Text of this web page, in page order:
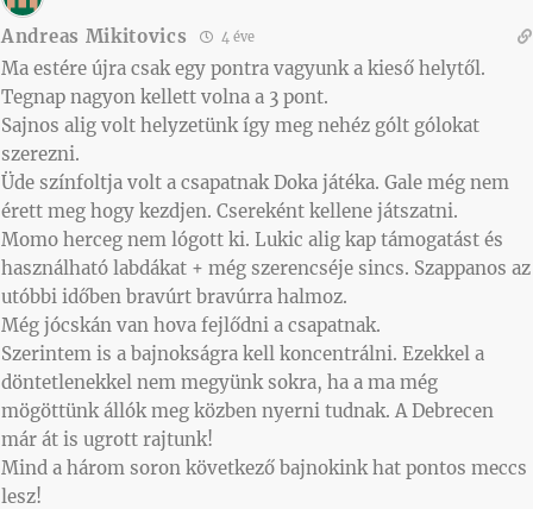
Andreas Mikitovics 4 éve
Ma estére újra csak egy pontra vagyunk a kieső helytől.
Tegnap nagyon kellett volna a 3 pont.
Sajnos alig volt helyzetünk így meg nehéz gólt gólokat
szerezni.
Üde színfoltja volt a csapatnak Doka játéka. Gale még nem
érett meg hogy kezdjen. Csereként kellene játszatni.
Momo herceg nem lógott ki. Lukic alig kap támogatást és
használható labdákat + még szerencséje sincs. Szappanos az
utóbbi időben bravúrt bravúrra halmoz.
Még jócskán van hova fejlődni a csapatnak.
Szerintem is a bajnokságra kell koncentrálni. Ezekkel a
döntetlenekkel nem megyünk sokra, ha a ma még
mögöttünk állók meg közben nyerni tudnak. A Debrecen
már át is ugrott rajtunk!
Mind a három soron következő bajnokink hat pontos meccs
lesz!